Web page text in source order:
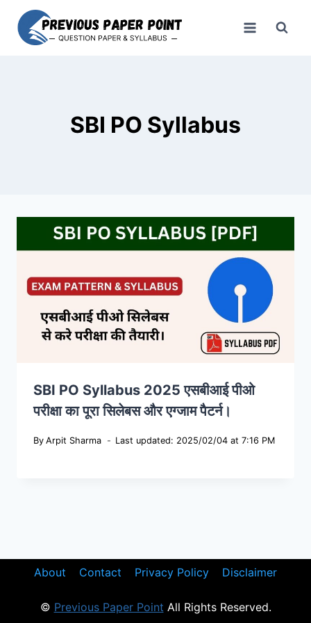
content
SBI PO Syllabus
SBI PO Syllabus 2025 एसबीआई पीओ
परीक्षा का पूरा सिलेबस और एग्जाम पैटर्न।
By Arpit Sharma Last updated: 2025/02/04 at 7:16 PM
About Contact Privacy Policy Disclaimer
© Previous Paper Point All Rights Reserved.